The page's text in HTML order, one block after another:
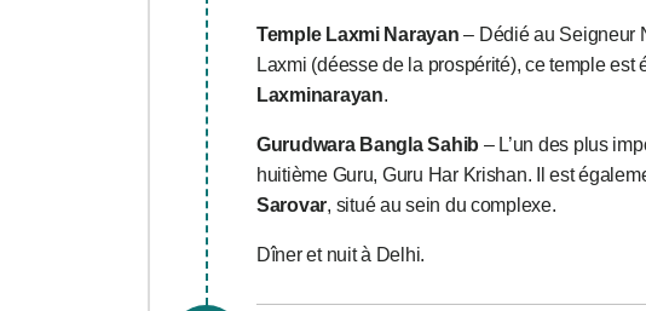
Temple Laxmi Narayan – Dédié au Seigneur
Laxmi (déesse de la prospérité), ce temple
Laxminarayan.
Gurudwara Bangla Sahib – L’un des plus
huitième Guru, Guru Har Krishan. Il est
Sarovar, situé au sein du complexe.
Dîner et nuit à Delhi.